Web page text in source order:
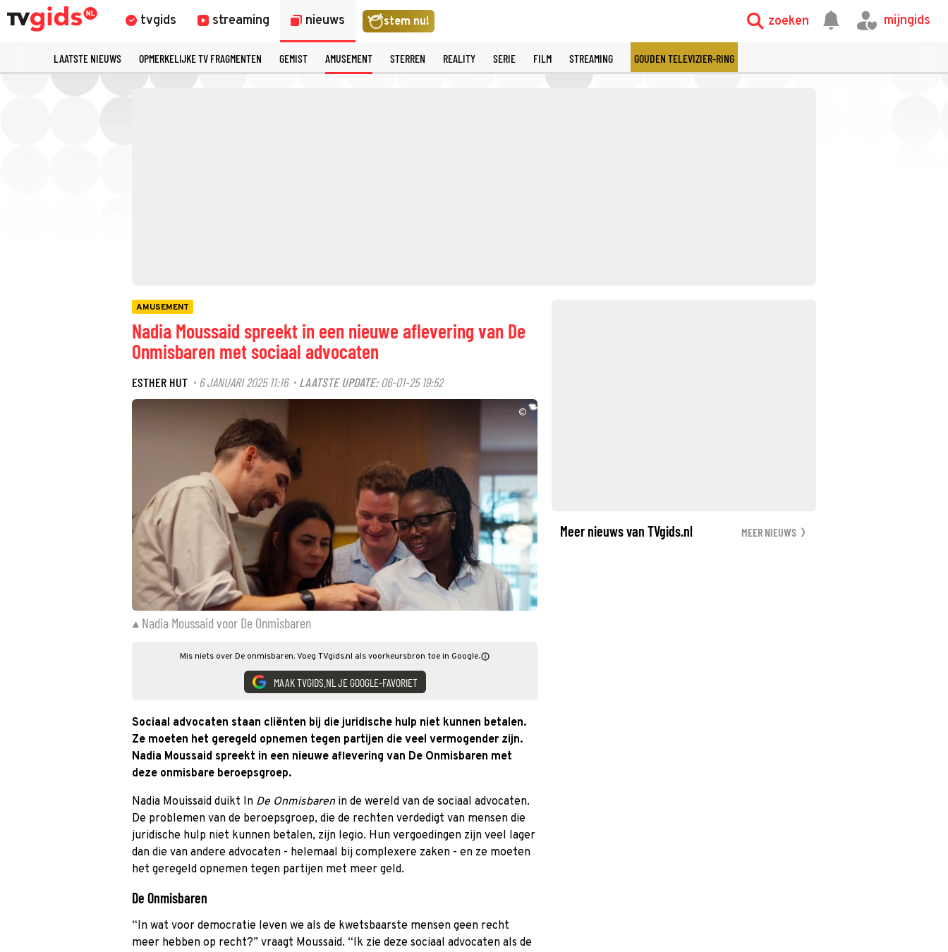
tvgids streaming nieuws stem nu! zoeken mijngids
LAATSTE NIEUWS OPMERKELIJKE TV FRAGMENTEN GEMIST AMUSEMENT STERREN REALITY SERIE FILM STREAMING GOUDEN TELEVIZIER-RING
AMUSEMENT
Nadia Moussaid spreekt in een nieuwe aflevering van De
Onmisbaren met sociaal advocaten
ESTHER HUT · 6 JANUARI 2025 11:16· LAATSTE UPDATE: 06-01-25 19:52
©
Nadia Moussaid voor De Onmisbaren
Mis niets over De onmisbaren. Voeg TVgids.nl als voorkeursbron toe in Google.
MAAK TVGIDS.NL JE GOOGLE-FAVORIET
Sociaal advocaten staan cliënten bij die juridische hulp niet kunnen betalen.
Ze moeten het geregeld opnemen tegen partijen die veel vermogender zijn.
Nadia Moussaid spreekt in een nieuwe aflevering van De Onmisbaren met
deze onmisbare beroepsgroep.
Nadia Mouissaid duikt In De Onmisbarenin de wereld van de sociaal advocaten.
De problemen van de beroepsgroep, die de rechten verdedigt van mensen die
juridische hulp niet kunnen betalen, zijn legio. Hun vergoedingen zijn veel lager
dan die van andere advocaten - helemaal bij complexere zaken - en ze moeten
het geregeld opnemen tegen partijen met meer geld.
De Onmisbaren
“In wat voor democratie leven we als de kwetsbaarste mensen geen recht
meer hebben op recht?” vraagt Moussaid. “Ik zie deze sociaal advocaten als de
Meer nieuws van TVgids.nl MEER NIEUWS